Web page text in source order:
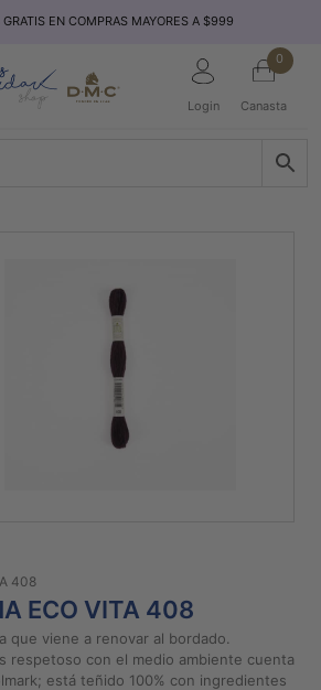
EN COMPRAS MAYORES A $999
Login
0
Canasta
408
ECO VITA 408
que viene a renovar al bordado.
respetoso con el medio ambiente cuenta
está teñido 100% con ingredientes